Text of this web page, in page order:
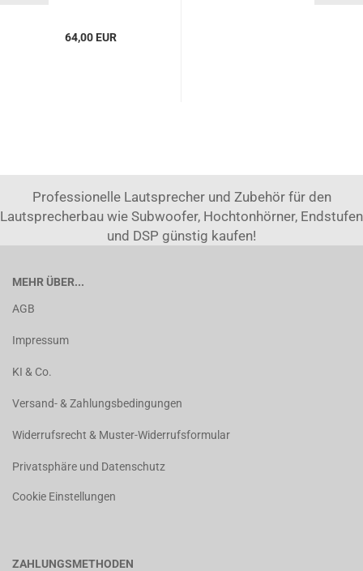
64,00 EUR
Professionelle Lautsprecher und Zubehör für den
Lautsprecherbau wie Subwoofer, Hochtonhörner, Endstufen
und DSP günstig kaufen!
MEHR ÜBER...
AGB
Impressum
KI & Co.
Versand- & Zahlungsbedingungen
Widerrufsrecht & Muster-Widerrufsformular
Privatsphäre und Datenschutz
Cookie Einstellungen
ZAHLUNGSMETHODEN